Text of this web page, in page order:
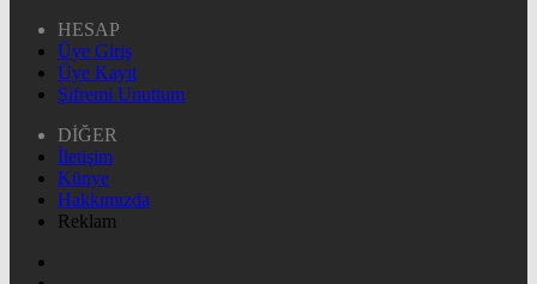
HESAP
Üye Giriş
Üye Kayıt
Şifremi Unuttum
DİĞER
İletişim
Künye
Hakkımızda
Reklam